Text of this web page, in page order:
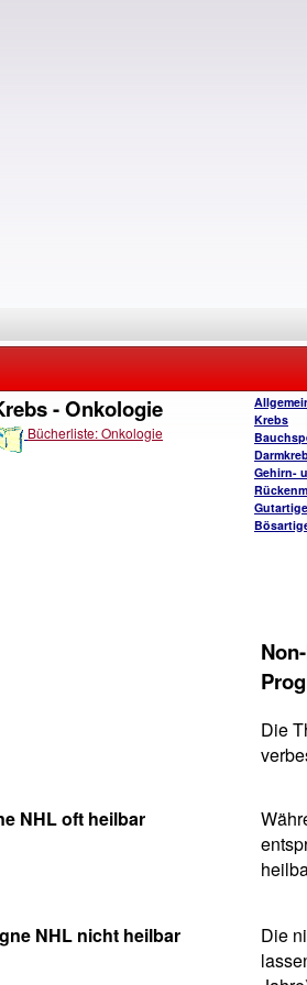
- Onkologie
Bücherliste: Onkologie
Krebs
Gehirn-
Die
NHL oft heilbar
NHL nicht heilbar
Die